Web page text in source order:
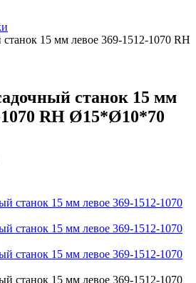
15 мм левое 369-1512-1070 RH
станок 15 мм
1070 RH Ø15*Ø10*70